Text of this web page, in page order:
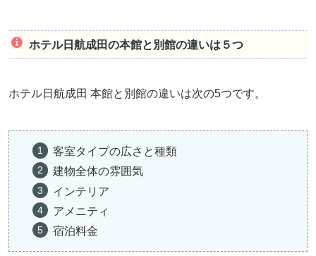
ホテル日航成田の本館と別館の違いは５つ
ホテル日航成田 本館と別館の違いは次の5つです。
客室タイプの広さと種類
建物全体の雰囲気
インテリア
アメニティ
宿泊料金